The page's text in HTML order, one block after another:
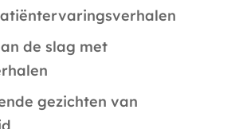
de slag met
gezichten van